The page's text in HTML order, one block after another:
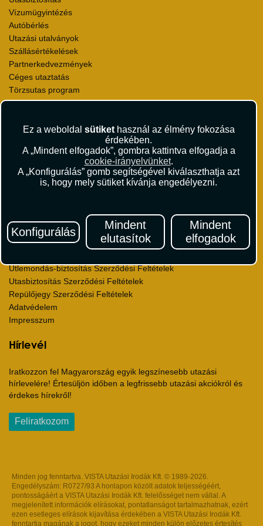
Ez a weboldal sütikethasznál az élmény fokozása
érdekében.
A „Mindent elfogadok”, gombra kattintva elfogadja a
cookie-irányelvünket.
A „Konfigurálás” gomb segítségével kiválaszthatja azt
is, hogy mely sütiket kívánja engedélyezni.
Konfigurálás
Mindent
elutasítok
Mindent
elfogadok
Vízumügyintézés
Autóbérlés
Utazási utalványok
Szállásértékelések
Partnerkedvezmények
Céges utaztatás
Törzsutas program
Katalógus
Rólunk
Médiaajánlat
Sajtószoba
Viszonteladás
Környezettudatosság
Útlemondás-biztosítás Szerződési Feltételek
Utasbiztosítás Szerződési Feltételek
Repülőjegy Szerződési Feltételek
Adatvédelem
Impresszum
Hírlevél
Iratkozzon fel Magyarország egyik legszínesebb utazási
hírlevelére! Értesüljön időben a legfrissebb utazási akciókról és
érdekes hírekről!
Feliratkozom
Minden jog fenntartva. VISTA Utazási Irodák Kft. © 1989-2026.
Engedélyszám: R0727/93 A honlapon közölt adatok teljességéért,
pontosságáért a VISTA Utazási Irodák Kft. felelősséget nem vállal. A
megjelenített információk elírásokat, pontatlanságot tartalmazhatnak, ezért
ezen esetleges elírások kijavítása érdekében a VISTA Utazási Irodák Kft.
fenntartja magának a jogot, hogy ezeket minden külön előzetes értesítés